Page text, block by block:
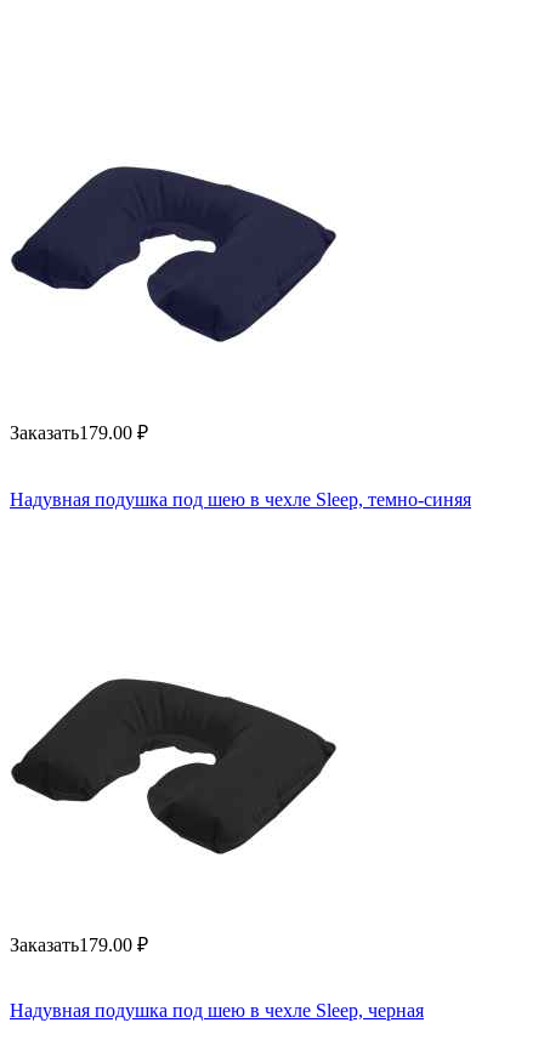
Заказать179.00 ₽
Надувная подушка под шею в чехле Sleep, темно-синяя
Заказать179.00 ₽
Надувная подушка под шею в чехле Sleep, черная